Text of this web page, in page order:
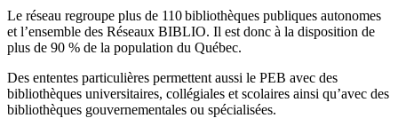
Le réseau regroupe plus de 110bibliothèques publiques autonomes
et l’ensemble des Réseaux BIBLIO. Il est donc à la disposition de
plus de 90 % de la population du Québec.
Des ententes particulières permettent aussi le PEB avec des
bibliothèques universitaires, collégiales et scolaires ainsi qu’avec des
bibliothèques gouvernementales ou spécialisées.